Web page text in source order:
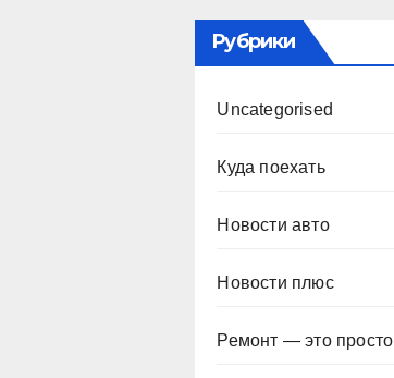
Рубрики
Uncategorised
Куда поехать
Новости авто
Новости плюс
Ремонт — это просто